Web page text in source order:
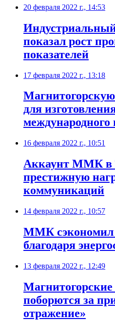
20 февраля 2022 г., 14:53
показал рост
показателей
17 февраля 2022 г., 13:18
для
международного
16 февраля 2022 г., 10:51
​Аккаунт ММК в
престижную
коммуникаций
14 февраля 2022 г., 10:57
​ММК сэкономил
благодаря
13 февраля 2022 г., 12:49
поборются за
отражение»